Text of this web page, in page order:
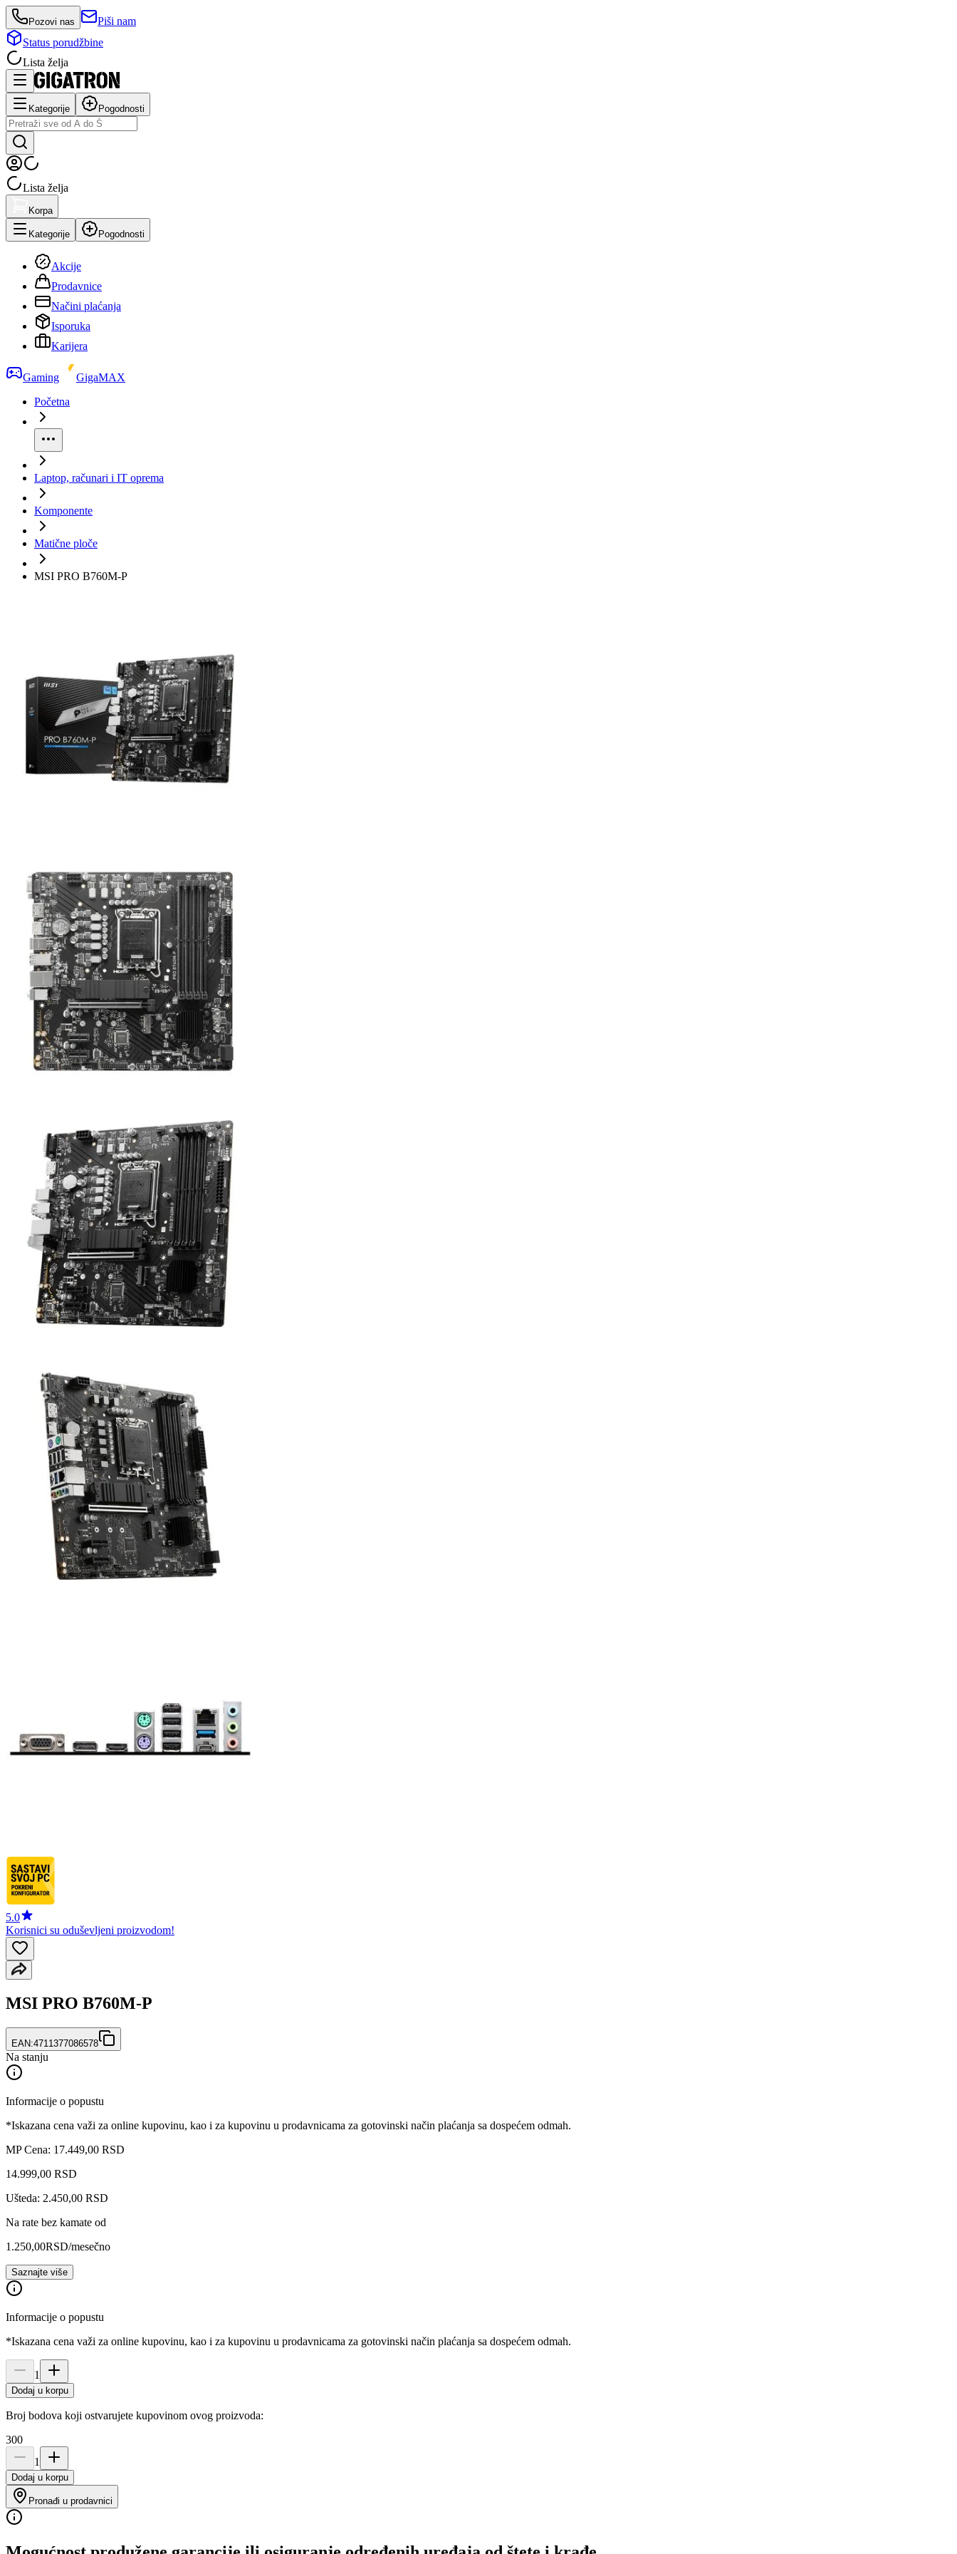
Pozovi nas
Piši nam
Status porudžbine
Lista želja
Kategorije Pogodnosti
Lista želja
Korpa
Kategorije Pogodnosti
Akcije
Prodavnice
Načini plaćanja
Isporuka
Karijera
Gaming
GigaMAX
Početna
Laptop, računari i IT oprema
Komponente
Matične ploče
MSI PRO B760M-P
5.0
Korisnici su oduševljeni proizvodom!
MSI PRO B760M-P
EAN:4711377086578
Na stanju
Informacije o popustu
*Iskazana cena važi za online kupovinu, kao i za kupovinu u prodavnicama za gotovinski način plaćanja sa dospećem odmah.
MP Cena: 17.449,00 RSD
14.999,00 RSD
Ušteda: 2.450,00 RSD
Na rate bez kamate od
1.250,00RSD/mesečno
Saznajte više
Informacije o popustu
*Iskazana cena važi za online kupovinu, kao i za kupovinu u prodavnicama za gotovinski način plaćanja sa dospećem odmah.
1
Dodaj u korpu
Broj bodova koji ostvarujete kupovinom ovog proizvoda:
300
1
Dodaj u korpu
Pronađi u prodavnici